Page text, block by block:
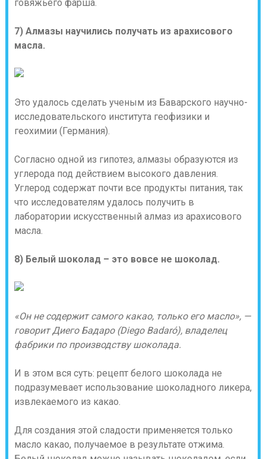
говяжьего фарша.
7) Алмазы научились получать из арахисового
масла.
Это удалось сделать ученым из Баварского научно-
исследовательского института геофизики и
геохимии (Германия).
Согласно одной из гипотез, алмазы образуются из
углерода под действием высокого давления.
Углерод содержат почти все продукты питания, так
что исследователям удалось получить в
лаборатории искусственный алмаз из арахисового
масла.
8) Белый шоколад – это вовсе не шоколад.
«Он не содержит самого какао, только его масло», —
говорит Диего Бадаро (Diego Badaró), владелец
фабрики по производству шоколада.
И в этом вся суть: рецепт белого шоколада не
подразумевает использование шоколадного ликера,
извлекаемого из какао.
Для создания этой сладости применяется только
масло какао, получаемое в результате отжима.